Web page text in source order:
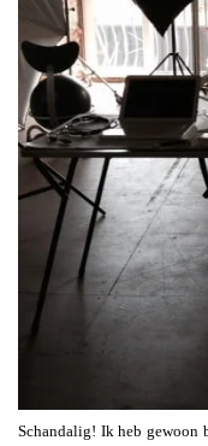
Schandalig! Ik heb gewoon